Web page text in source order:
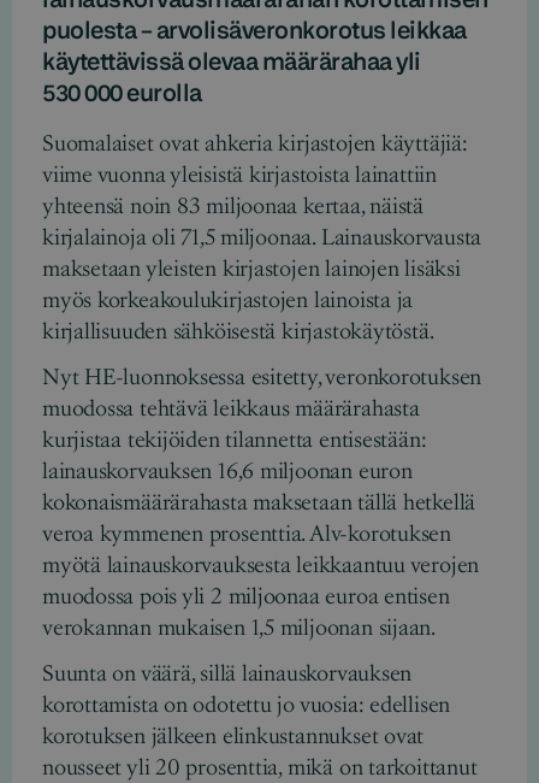
puolesta – arvolisäveronkorotus leikkaa
käytettävissä olevaa määrärahaa yli
530 000 eurolla
Suomalaiset ovat ahkeria kirjastojen käyttäjiä:
viime vuonna yleisistä kirjastoista lainattiin
yhteensä noin 83 miljoonaa kertaa, näistä
kirjalainoja oli 71,5 miljoonaa. Lainauskorvausta
maksetaan yleisten kirjastojen lainojen lisäksi
myös korkeakoulukirjastojen lainoista ja
kirjallisuuden sähköisestä kirjastokäytöstä.
Nyt HE-luonnoksessa esitetty, veronkorotuksen
muodossa tehtävä leikkaus määrärahasta
kurjistaa tekijöiden tilannetta entisestään:
lainauskorvauksen 16,6 miljoonan euron
kokonaismäärärahasta maksetaan tällä hetkellä
veroa kymmenen prosenttia. Alv-korotuksen
myötä lainauskorvauksesta leikkaantuu verojen
muodossa pois yli 2 miljoonaa euroa entisen
verokannan mukaisen 1,5 miljoonan sijaan.
Suunta on väärä, sillä lainauskorvauksen
korottamista on odotettu jo vuosia: edellisen
korotuksen jälkeen elinkustannukset ovat
nousseet yli 20 prosenttia, mikä on tarkoittanut